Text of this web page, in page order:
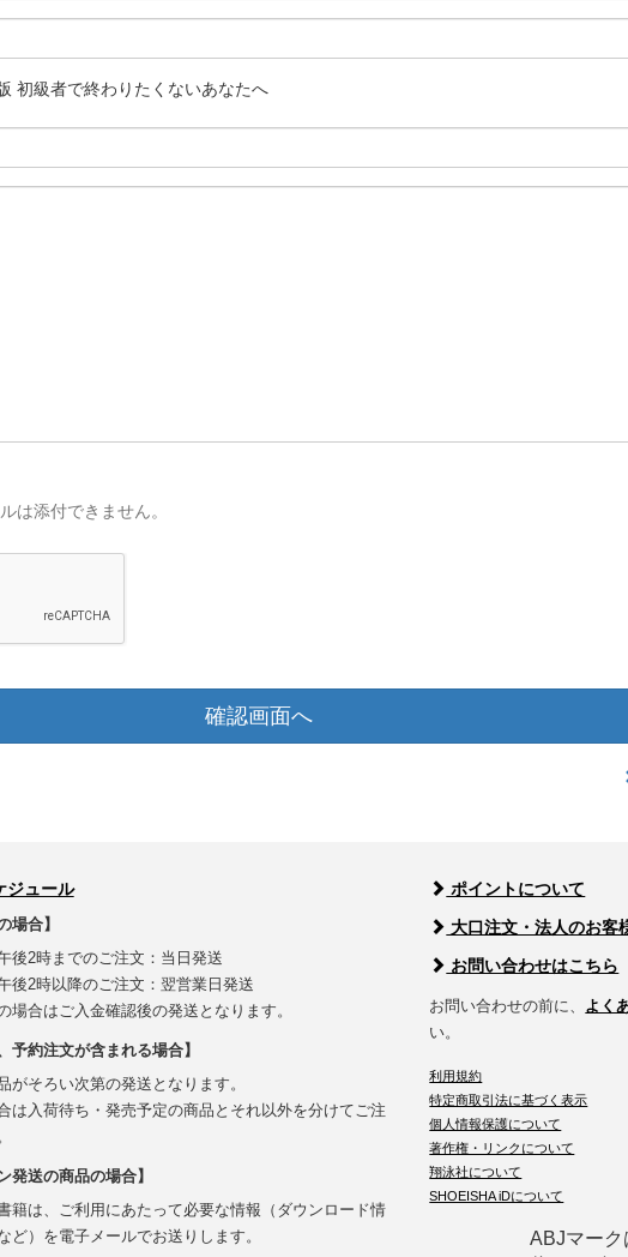
初級者で終わりたくないあなたへ
は添付できません。
確認画面へ
ジュール
場合】
後2時までのご注文：当日発送
後2時以降のご注文：翌営業日発送
場合はご入金確認後の発送となります。
予約注文が含まれる場合】
がそろい次第の発送となります。
は入荷待ち・発売予定の商品とそれ以外を分けてご注
発送の商品の場合】
籍は、ご利用にあたって必要な情報（ダウンロード情
ど）を電子メールでお送りします。
ポイントについて
大口注文・法人のお客
お問い合わせはこちら
お問い合わせの前に、 よく
い。
利用規約
特定商取引法に基づく表示
個人情報保護について
著作権・リンクについて
翔泳社について
SHOEISHA iDについて
ABJマー